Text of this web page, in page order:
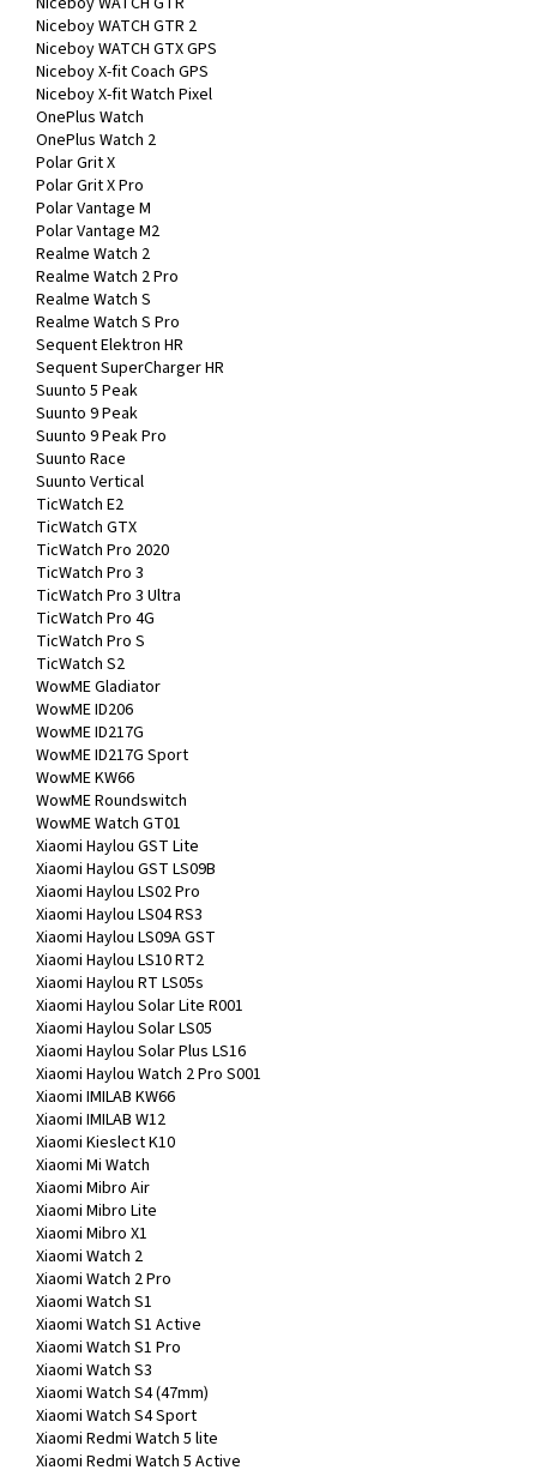
Niceboy WATCH GTR 2
Niceboy WATCH GTX GPS
Niceboy X-fit Coach GPS
Niceboy X-fit Watch Pixel
OnePlus Watch
OnePlus Watch 2
Polar Grit X
Polar Grit X Pro
Polar Vantage M
Polar Vantage M2
Realme Watch 2
Realme Watch 2 Pro
Realme Watch S
Realme Watch S Pro
Sequent Elektron HR
Sequent SuperCharger HR
Suunto 5 Peak
Suunto 9 Peak
Suunto 9 Peak Pro
Suunto Race
Suunto Vertical
TicWatch E2
TicWatch GTX
TicWatch Pro 2020
TicWatch Pro 3
TicWatch Pro 3 Ultra
TicWatch Pro 4G
TicWatch Pro S
TicWatch S2
WowME Gladiator
WowME ID206
WowME ID217G
WowME ID217G Sport
WowME KW66
WowME Roundswitch
WowME Watch GT01
Xiaomi Haylou GST Lite
Xiaomi Haylou GST LS09B
Xiaomi Haylou LS02 Pro
Xiaomi Haylou LS04 RS3
Xiaomi Haylou LS09A GST
Xiaomi Haylou LS10 RT2
Xiaomi Haylou RT LS05s
Xiaomi Haylou Solar Lite R001
Xiaomi Haylou Solar LS05
Xiaomi Haylou Solar Plus LS16
Xiaomi Haylou Watch 2 Pro S001
Xiaomi IMILAB KW66
Xiaomi IMILAB W12
Xiaomi Kieslect K10
Xiaomi Mi Watch
Xiaomi Mibro Air
Xiaomi Mibro Lite
Xiaomi Mibro X1
Xiaomi Watch 2
Xiaomi Watch 2 Pro
Xiaomi Watch S1
Xiaomi Watch S1 Active
Xiaomi Watch S1 Pro
Xiaomi Watch S3
Xiaomi Watch S4 (47mm)
Xiaomi Watch S4 Sport
Xiaomi Redmi Watch 5 lite
Xiaomi Redmi Watch 5 Active